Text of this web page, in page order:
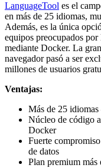
LanguageTool es el
en más de 25 idiomas,
Además, es la única
equipos preocupados
mediante Docker. La
navegador pasó a ser
millones de usuarios
Ventajas:
Más de 25
Núcleo de código
Docker
Fuerte
de datos
Plan premium más